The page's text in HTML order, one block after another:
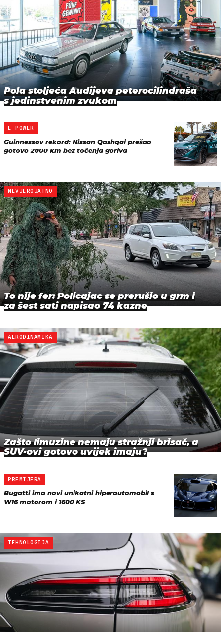
Pola stoljeća Audijeva peterocilindraša
s jedinstvenim zvukom
E-POWER
Guinnessov rekord: Nissan Qashqai prešao
gotovo 2000 km bez točenja goriva
NEVJEROJATNO
To nije fer: Policajac se prerušio u grm i
za šest sati napisao 74 kazne
AERODINAMIKA
Zašto limuzine nemaju stražnji brisač, a
SUV-ovi gotovo uvijek imaju?
PREMIJERA
Bugatti ima novi unikatni hiperautomobil s
W16 motorom i 1600 KS
TEHNOLOGIJA